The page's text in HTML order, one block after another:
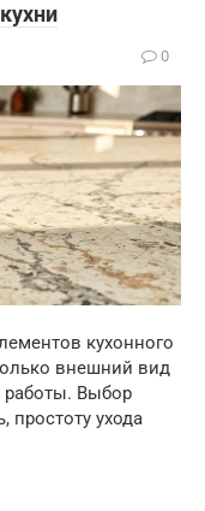
0
кухонного
внешний вид
работы. Выбор
простоту ухода